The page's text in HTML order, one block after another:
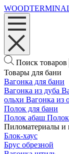
Поиск товаров
Товары для бани
Вагонка для бани
Вагонка из дуба
ольхи Вагонка из
Полок для бани
Полок абаш
Пиломатериалы и
Блок-хаус
Брус обрезной